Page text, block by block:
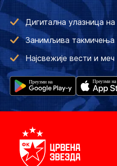
Дигитална улазница
Занимљива такмичења
Најсвежије вести и меч